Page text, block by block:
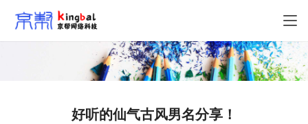
好听的仙气古风男名分享！